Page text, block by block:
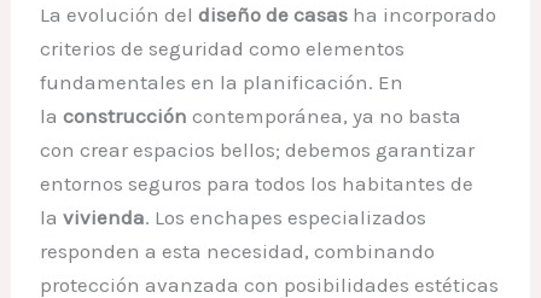
La evolución deldiseño de casas ha incorporado
criterios de seguridad como elementos
fundamentales en la planificación. En
laconstrucción contemporánea, ya no basta
con crear espacios bellos; debemos garantizar
entornos seguros para todos los habitantes de
lavivienda. Los enchapes especializados
responden a esta necesidad, combinando
protección avanzada con posibilidades estéticas